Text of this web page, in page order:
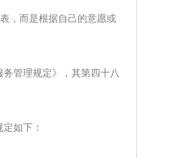
，而是根据自己的意愿或
管理规定》，其第四十八
如下：